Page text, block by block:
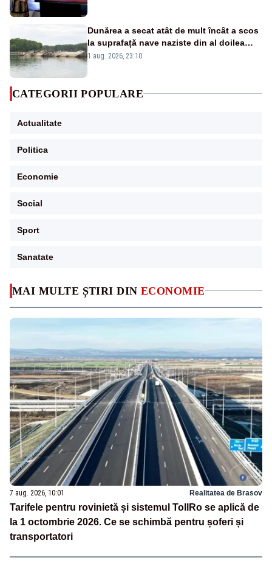
MAI MULTE ȘTIRI DIN ECONOMIE
7 aug. 2026, 10:01 Realitatea de Brasov
Tarifele pentru rovinietă și sistemul TollRo se aplică de
la 1 octombrie 2026. Ce se schimbă pentru șoferi și
transportatori
Dunărea a secat atât de mult încât a scos
la suprafață nave naziste din al doilea
război mondial
1 aug. 2026, 23:10
CATEGORII POPULARE
Actualitate
Politica
Economie
Social
Sport
Sanatate